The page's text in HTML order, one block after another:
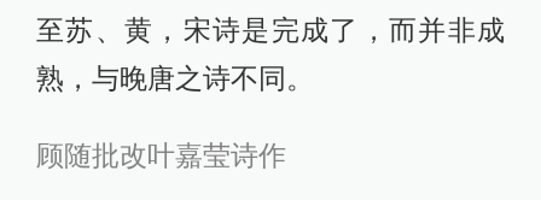
至苏、黄，宋诗是完成了，而并非成
熟，与晚唐之诗不同。
顾随批改叶嘉莹诗作